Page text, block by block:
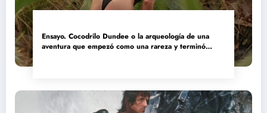
Ensayo. Cocodrilo Dundee o la arqueología de una
aventura que empezó como una rareza y terminó